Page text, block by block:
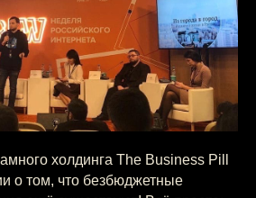
холдинга The Business Pill
о том, что безбюджетные